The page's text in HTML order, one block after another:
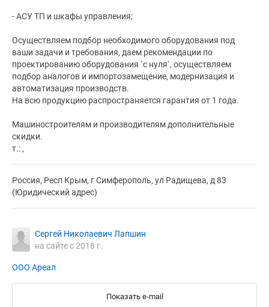
- АСУ ТП и шкафы управления;
Осуществляем подбор необходимого оборудования под
ваши задачи и требования, даем рекомендации по
проектированию оборудования `с нуля`, осуществляем
подбор аналогов и импортозамещение, модернизация и
автоматизация производств.
На всю продукцию распространяется гарантия от 1 года.
Машиностроителям и производителям дополнительные
скидки.
т.: ,
Россия, Респ Крым, г Симферополь, ул Радищева, д 83
(Юридический адрес)
Сергей Николаевич Лапшин
на сайте с 2018 г.
ООО Ареал
Показать e-mail